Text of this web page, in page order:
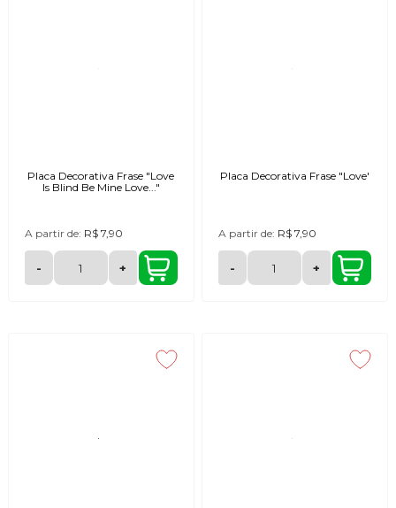
Placa Decorativa Frase "Love
Is Blind Be Mine Love..."
A partir de: R$ 7,90
- +
Placa Decorativa Frase "Love'
A partir de: R$ 7,90
- +